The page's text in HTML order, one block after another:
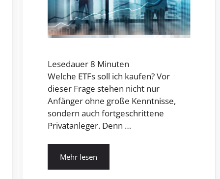
Lesedauer 8 Minuten
Welche ETFs soll ich kaufen? Vor
dieser Frage stehen nicht nur
Anfänger ohne große Kenntnisse,
sondern auch fortgeschrittene
Privatanleger. Denn …
Mehr lesen